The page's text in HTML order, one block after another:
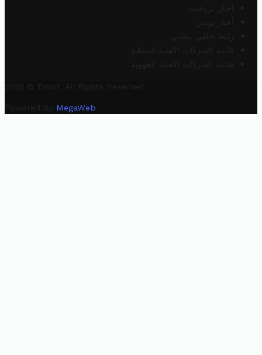
أخبار تروفيت
أخبار تونس
رابط خلفي مجاني
قائمة الشركات الأهلية المحلية
قائمة الشركات الأهلية الجهوية
2025 © Trovit. All Rights Reserved.
Powered By MegaWeb